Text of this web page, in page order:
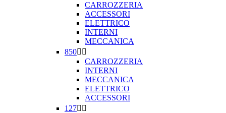
CARROZZERIA
ACCESSORI
ELETTRICO
INTERNI
MECCANICA
850 
CARROZZERIA
INTERNI
MECCANICA
ELETTRICO
ACCESSORI
127 